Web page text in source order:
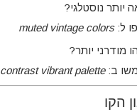
יותר נוסטלגי?
ל:muted vintage colors
מודרני יותר?
ב:vibrant palette
הקו